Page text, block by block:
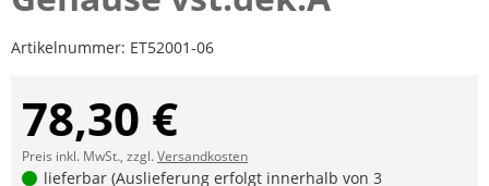
Artikelnummer: ET52001-06
78,30 €
Preis inkl. MwSt., zzgl.Versandkosten
lieferbar (Auslieferung erfolgt innerhalb von 3